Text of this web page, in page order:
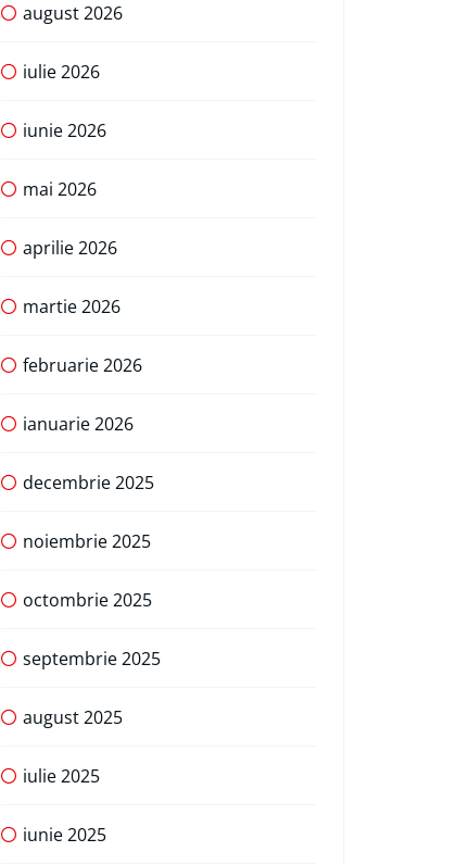
august 2026
iulie 2026
iunie 2026
mai 2026
aprilie 2026
martie 2026
februarie 2026
ianuarie 2026
decembrie 2025
noiembrie 2025
octombrie 2025
septembrie 2025
august 2025
iulie 2025
iunie 2025